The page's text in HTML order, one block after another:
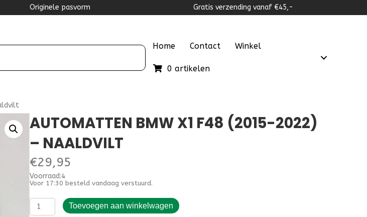
Originele pasvorm Gratis verzending vanaf €45,-
Home Contact Winkel
0 artikelen
AUTOMATTEN BMW X1 F48 (2015-2022)
– NAALDVILT
€29,95
Voorraad:4
Voor 17:30 besteld vandaag verstuurd.
Automatten
BMW
Toevoegen aan winkelwagen